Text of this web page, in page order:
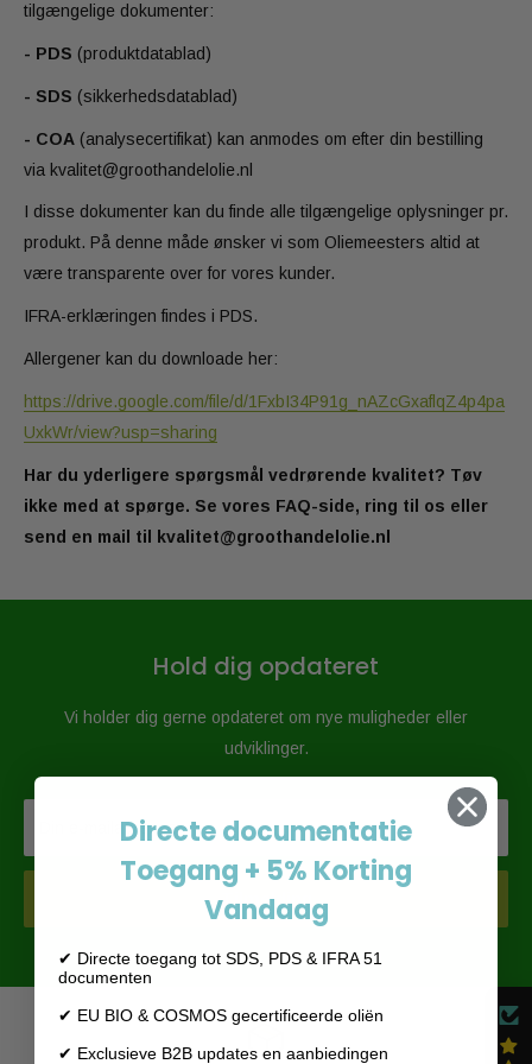
tilgængelige dokumenter:
- PDS (produktdatablad)
- SDS (sikkerhedsdatablad)
- COA (analysecertifikat) kan anmodes om efter din bestilling
via kvalitet@groothandelolie.nl
I disse dokumenter kan du finde alle tilgængelige oplysninger pr.
produkt. På denne måde ønsker vi som Oliemeesters altid at
være transparente over for vores kunder.
IFRA-erklæringen findes i PDS.
Allergener kan du downloade her:
https://drive.google.com/file/d/1FxbI34P91g_nAZcGxaflqZ4p4pa
UxkWr/view?usp=sharing
Har du yderligere spørgsmål vedrørende kvalitet? Tøv
ikke med at spørge. Se vores FAQ-side, ring til os eller
send en mail til kvalitet@groothandelolie.nl
Hold dig opdateret
Vi holder dig gerne opdateret om nye muligheder eller
udviklinger.
Din e-mailadresse
Tilmelding
Directe documentatie
Toegang + 5% Korting
Vandaag
✔ Directe toegang tot SDS, PDS & IFRA 51
documenten
✔ EU BIO & COSMOS gecertificeerde oliën
✔ Exclusieve B2B updates en aanbiedingen